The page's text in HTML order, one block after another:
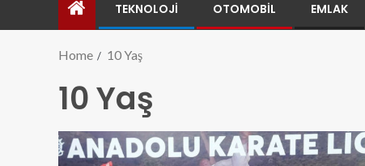
TEKNOLOJI OTOMOBIL EMLAK
Home 10 Yaş
10 Yaş